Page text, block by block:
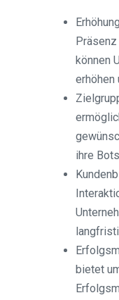
können
erhöhen
ihre
bietet